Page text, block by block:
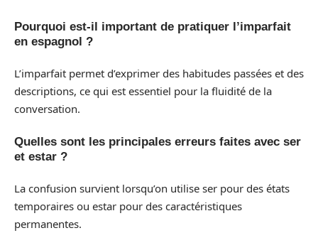
Pourquoi est-il important de pratiquer l’imparfait
en espagnol ?
L’imparfait permet d’exprimer des habitudes passées et des
descriptions, ce qui est essentiel pour la fluidité de la
conversation.
Quelles sont les principales erreurs faites avec ser
et estar ?
La confusion survient lorsqu’on utilise ser pour des états
temporaires ou estar pour des caractéristiques
permanentes.